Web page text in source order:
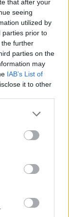
that after your
seeing
utilized by
parties prior to
further
parties on the
may
IAB’s List of
it to other
λιμάνι
από
νέο